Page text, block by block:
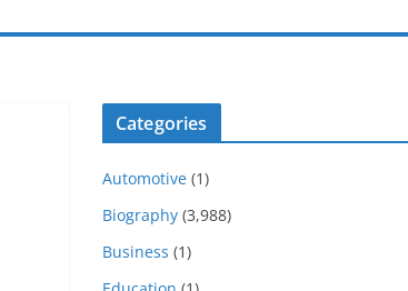
Categories
Automotive (1)
Biography (3,988)
Business (1)